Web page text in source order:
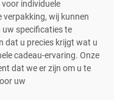
individuele
verpakking, wij kunnen
specificaties te
dat u precies krijgt wat u
cadeau-ervaring. Onze
dat we er zijn om u te
uw